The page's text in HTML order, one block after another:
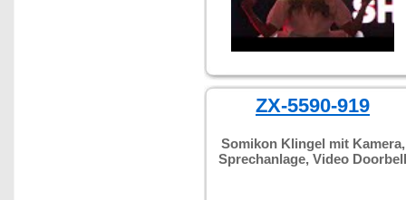
ZX-5590-919
Somikon Klingel mit Kamera,
Sprechanlage, Video Doorbell